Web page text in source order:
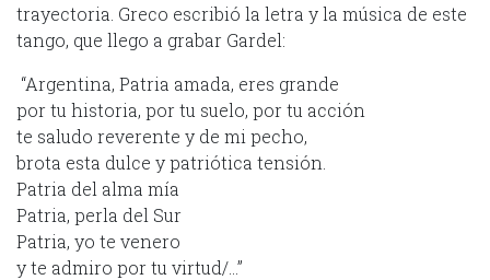
trayectoria. Greco escribió la letra y la música de este
tango, que llego a grabar Gardel:
“Argentina, Patria amada, eres grande
por tu historia, por tu suelo, por tu acción
te saludo reverente y de mi pecho,
brota esta dulce y patriótica tensión.
Patria del alma mía
Patria, perla del Sur
Patria, yo te venero
y te admiro por tu virtud/…”